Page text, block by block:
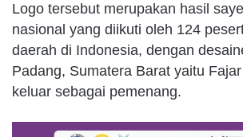
Logo tersebut merupakan hasil
nasional yang diikuti oleh 124
daerah di Indonesia, dengan
Padang, Sumatera Barat yaitu
keluar sebagai pemenang.